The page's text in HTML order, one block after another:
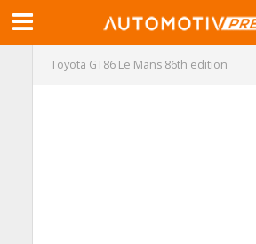
Toyota GT86 Le Mans 86th edition